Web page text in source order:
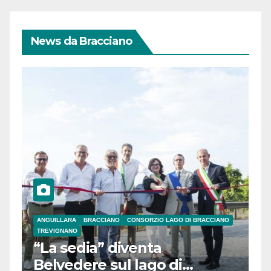
News da Bracciano
ANGUILLARA BRACCIANO
CONSORZIO LAGO DI BRACCIANO
TREVIGNANO
“La sedia” diventa
Belvedere sul lago di